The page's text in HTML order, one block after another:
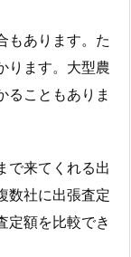
もあります。た
ります。大型農
ることもありま
で来てくれる出
数社に出張査定
定額を比較でき